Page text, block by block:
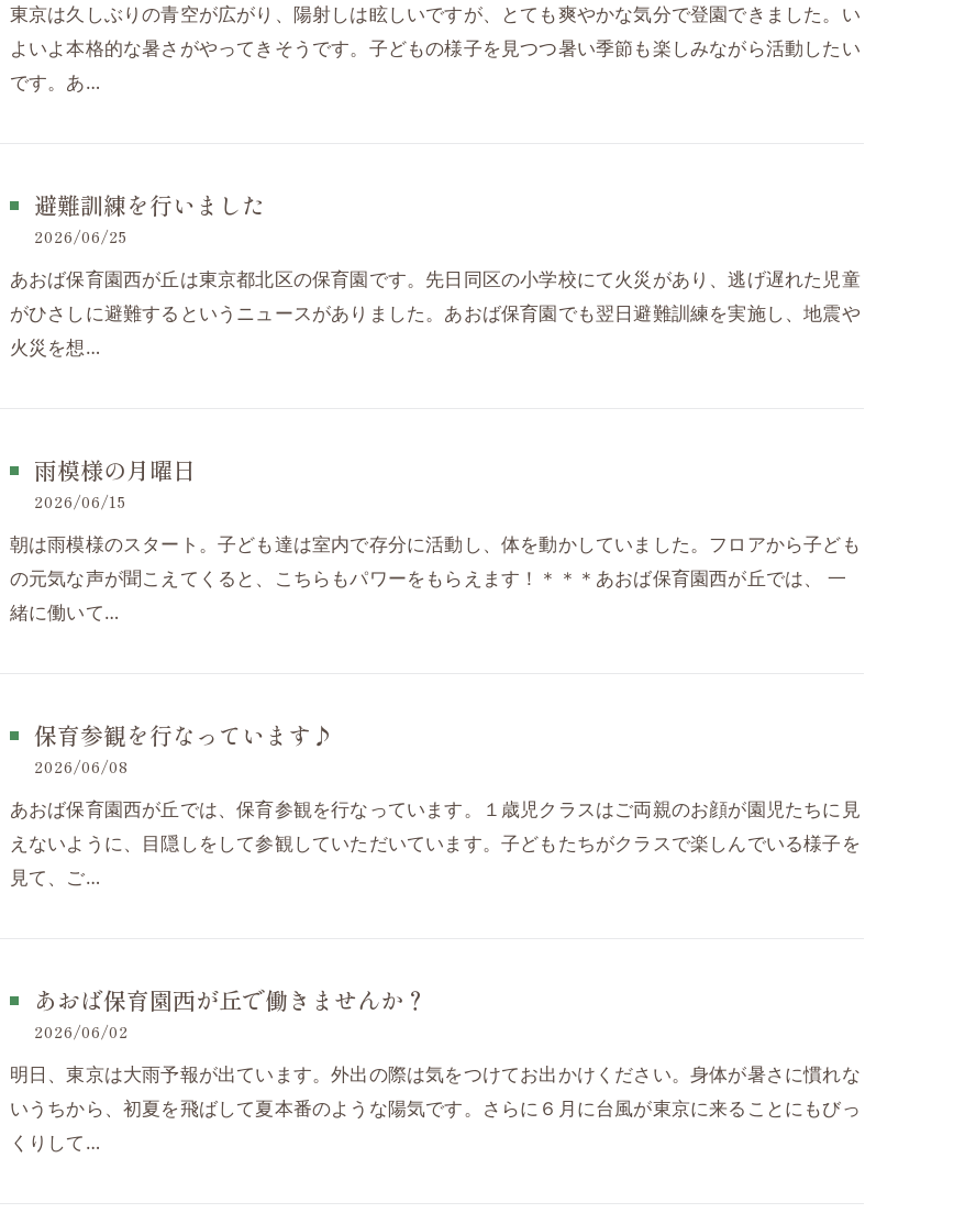
東京は久しぶりの青空が広がり、陽射しは眩しいですが、とても爽やかな気分で登園できました。い
よいよ本格的な暑さがやってきそうです。子どもの様子を見つつ暑い季節も楽しみながら活動したい
です。あ…
避難訓練を行いました
2026/06/25
あおば保育園西が丘は東京都北区の保育園です。先日同区の小学校にて火災があり、逃げ遅れた児童
がひさしに避難するというニュースがありました。あおば保育園でも翌日避難訓練を実施し、地震や
火災を想…
雨模様の月曜日
2026/06/15
朝は雨模様のスタート。子ども達は室内で存分に活動し、体を動かしていました。フロアから子ども
の元気な声が聞こえてくると、こちらもパワーをもらえます！＊＊＊あおば保育園西が丘では、 一
緒に働いて…
保育参観を行なっています♪
2026/06/08
あおば保育園西が丘では、保育参観を行なっています。１歳児クラスはご両親のお顔が園児たちに見
えないように、目隠しをして参観していただいています。子どもたちがクラスで楽しんでいる様子を
見て、ご…
あおば保育園西が丘で働きませんか？
2026/06/02
明日、東京は大雨予報が出ています。外出の際は気をつけてお出かけください。身体が暑さに慣れな
いうちから、初夏を飛ばして夏本番のような陽気です。さらに６月に台風が東京に来ることにもびっ
くりして…